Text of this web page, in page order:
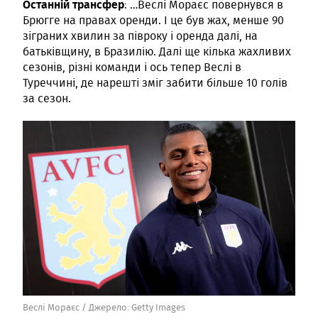
Останній трансфер: …Веслі Мораєс повернувся в
Брюгге на правах оренди. І це був жах, менше 90
зіграних хвилин за півроку і оренда далі, на
батьківщину, в Бразилію. Далі ще кілька жахливих
сезонів, різні команди і ось тепер Веслі в
Туреччині, де нарешті зміг забити більше 10 голів
за сезон.
Веслі Мораєс / Джерело: Getty Images